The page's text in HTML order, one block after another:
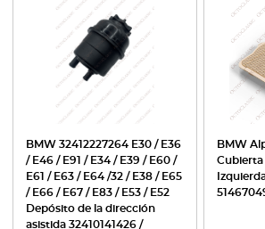
BMW 32412227264 E30 / E36
/ E46 / E91 / E34 / E39 / E60 /
E61 / E63 / E64 /32 / E38 / E65
/ E66 / E67 / E83 / E53 / E52
Depósito de la dirección
asistida 32410141426 /
BMW
Cubierta